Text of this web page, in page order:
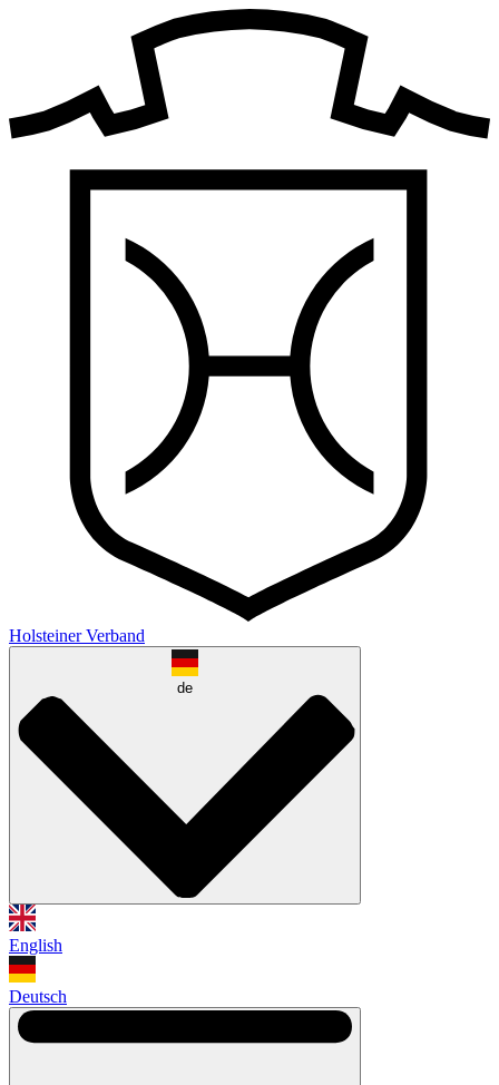
Holsteiner Verband
de
English
Deutsch